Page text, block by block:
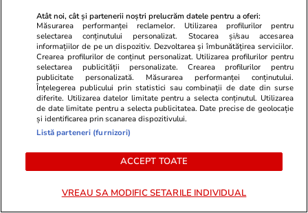
LIVE TEXT Spania – Argentina, finala CM 2026
/ Ibericii au dominat categoric prima repriză.
Yamal, pericolul numărul 1. Messi se lasă
așteptat
Lifestyle 22:26
Un cuplu a vândut tot, s-a mutat pe o barcă, a
renunțat la curent și a redus cheltuielile cu
peste 1.000 de euro: „Nu ne-am mai întoarce
niciodată”
Atât noi, cât și partenerii noștri prelucrăm datele pentru a oferi:
Măsurarea performanței reclamelor. Utilizarea profilurilor pentru
selectarea conținutului personalizat. Stocarea și/sau accesarea
informațiilor de pe un dispozitiv. Dezvoltarea și îmbunătățirea serviciilor.
Crearea profilurilor de conținut personalizat. Utilizarea profilurilor pentru
selectarea publicității personalizate. Crearea profilurilor pentru
publicitate personalizată. Măsurarea performanței conținutului.
Înțelegerea publicului prin statistici sau combinații de date din surse
diferite. Utilizarea datelor limitate pentru a selecta conținutul. Utilizarea
de date limitate pentru a selecta publicitatea. Date precise de geolocație
și identificarea prin scanarea dispozitivului.
Listă parteneri (furnizori)
ACCEPT TOATE
VREAU SA MODIFIC SETARILE INDIVIDUAL